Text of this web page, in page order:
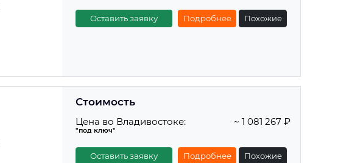
Оставить заявку Подробнее Похожие
Стоимость
Цена во Владивостоке:
"под ключ"
~ 1 081 267 ₽
Оставить заявку Подробнее Похожие